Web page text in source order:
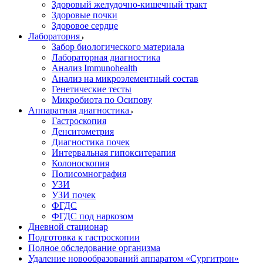
Здоровый желудочно-кишечный тракт
Здоровые почки
Здоровое сердце
Лаборатория
Забор биологического материала
Лабораторная диагностика
Анализ Immunohealth
Анализ на микроэлементный состав
Генетические тесты
Микробиота по Осипову
Аппаратная диагностика
Гастроскопия
Денситометрия
Диагностика почек
Интервальная гипокситерапия
Колоноскопия
Полисомнография
УЗИ
УЗИ почек
ФГДС
ФГДС под наркозом
Дневной стационар
Подготовка к гастроскопии
Полное обследование организма
Удаление новообразований аппаратом «Сургитрон»‎